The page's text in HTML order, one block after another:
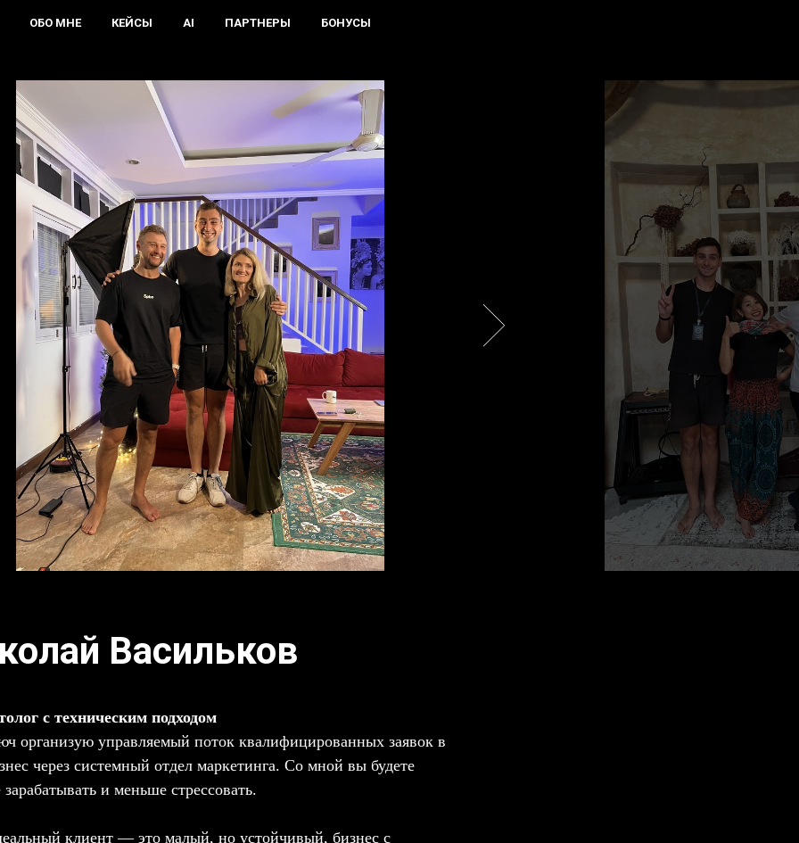
ОБО МНЕ КЕЙСЫ AI ПАРТНЕРЫ БОНУСЫ
Васильков
с техническим подходом
организую управляемый поток квалифицированных заявок в
через системный отдел маркетинга. Со мной вы будете
и меньше стрессовать.
клиент — это малый, но устойчивый, бизнес с